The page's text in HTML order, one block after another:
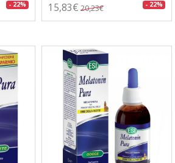
- 22% 15,83€ 20,23€ - 22%